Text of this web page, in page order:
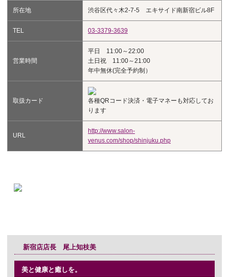
所在地 渋谷区代々木2-7-5 エキサイド南新宿ビル8F
TEL 03-3379-3639
営業時間
平日 11:00～22:00
土日祝 11:00～21:00
年中無休(完全予約制）
取扱カード
各種QRコード決済・電子マネーも対応してお
ります
URL
http://www.salon-
venus.com/shop/shinjuku.php
新宿店店長 尾上知枝美
美と健康と癒しを。